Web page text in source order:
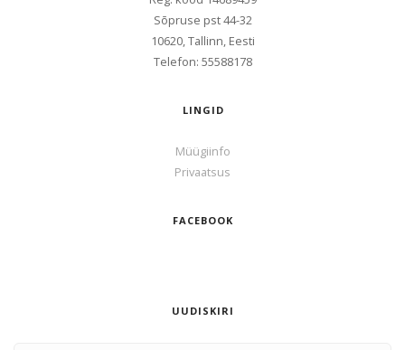
Sōpruse pst 44-32
10620, Tallinn, Eesti
Telefon: 55588178
LINGID
Müügiinfo
Privaatsus
FACEBOOK
UUDISKIRI